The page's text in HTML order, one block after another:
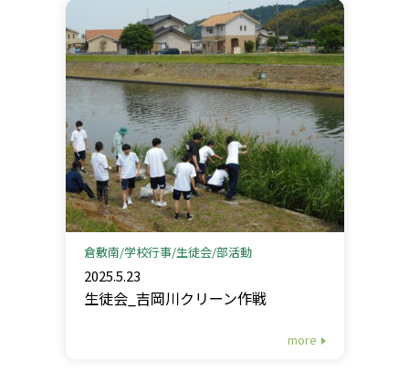
倉敷南 学校行事 生徒会 部活動
2025.5.23
生徒会_吉岡川クリーン作戦
more